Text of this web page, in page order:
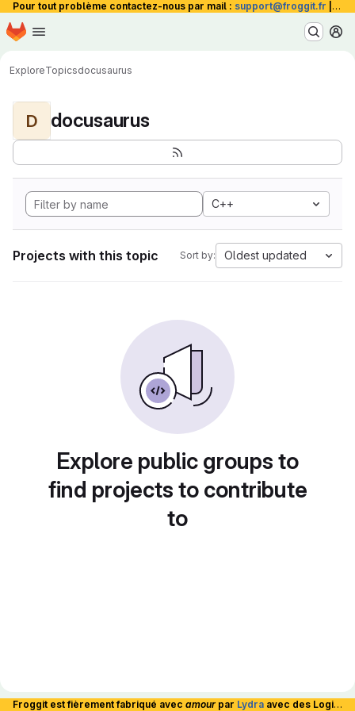
Pour tout problème contactez-nous par mail : support@froggit.fr La
Skip to main content
Homepage
ExploreTopicsdocusaurus
D docusaurus
C++
Projects with this topic Sort by: Oldest updated
Explore public groups to
find projects to contribute
to
Froggit est fièrement fabriqué avec amour par Lydra avec des Logiciels Libres et hébergé en